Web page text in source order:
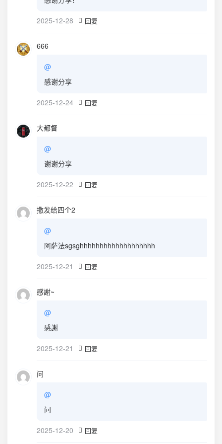
2025-12-28 回复
666
@
感谢分享
2025-12-24 回复
大都督
@
谢谢分享
2025-12-22 回复
撒发给四个2
@
阿萨法sgsghhhhhhhhhhhhhhhhhhh
2025-12-21 回复
感謝~
@
感謝
2025-12-21 回复
问
@
问
2025-12-20 回复